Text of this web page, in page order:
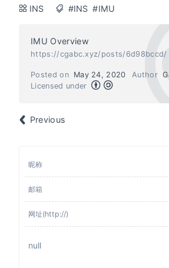
INS #INS #IMU
IMU Overview
https://cgabc.xyz/posts/6d98bccd/
Author
Posted on
May 24, 2020
Licensed under
Previous